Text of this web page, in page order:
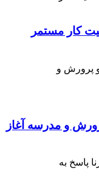
کار مستمر
و مدرسه آغاز